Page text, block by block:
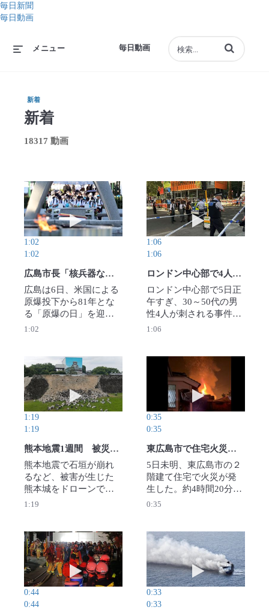
毎日新聞
毎日動画
毎日動画
メニュー 動画の検索語句
新着
新着
18317 動画
動画を再生 広島市長「核兵器ない世界遠のく」
1:02
1:02
広島市長「核兵器ない世界遠のく」 原爆の日に危機感訴え
広島は6日、米国による
原爆投下から81年とな
る「原爆の日」を迎え
た。広島市中区の平和
市長は平和宣言で、多
くの為政者が核抑止力
に依存し続け、核兵器
のない世界は遠のく一
方だと危機感を示し
た。その上で「一人一
人が核兵器廃絶を理想
で終わらせない国際社
行動を起こす必要があ
る」と市民社会に呼び
かけた。【撮影・西村
剛】2026年8月6日公開
1:02
動画を再生 ロン
1:06
1:06
ロンドン中心部で4人刺される 47歳女性逮捕
ロンドン中心部で5日正
午すぎ、30～50代の男
性4人が刺される事件が
あり、ロンドン警視庁
捕した。4人は病院に搬
送されたが、いずれも
命に別条はないとい
う。警察は女性の精神
状態も含め事件の経緯
を調べている。
（NEWSFLARE・SWNS
／ロイター）2026年8月
1:06
動画を再生 熊本地震1週間 被災の熊本城をドロ
1:19
1:19
熊本地震1週間 被災の熊本城をドローンで空撮
熊本地震で石垣が崩れ
るなど、被害が生じた
熊本城をドローンで空
撮した。8月4日時点で
で、土壁などに11カ所
の被害が確認されてい
る。【撮影・後藤由
耶】2026年8月5日公開
1:19
動画を再生 東広
0:35
0:35
東広島市で住宅火災、４人と連絡取れず
5日未明、東広島市の２
階建て住宅で火災が発
生した。約4時間20分後
に火は消し止められた
つかった。住宅には4人
が暮らしていたが、い
ずれも連絡は取れてい
ない。【近隣住民提
供、写真・川原聖史撮
影】2026年8月5日公開
0:35
動画を再生 東京・小金井のマンションで火災 複
0:44
0:44
動画を再生 イン
0:33
0:33